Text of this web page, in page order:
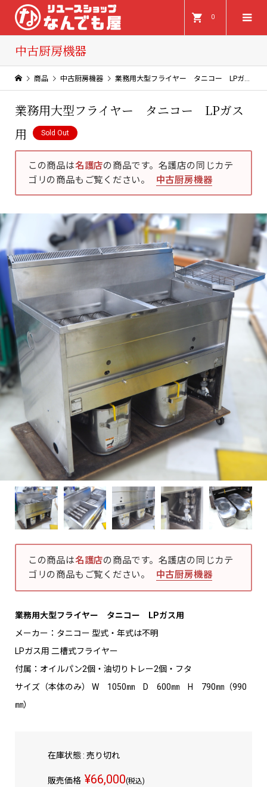
0
中古厨房機器
商品 中古厨房機器 業務用大型フライヤー タニコー LPガス用
業務用大型フライヤー タニコー LPガス
用
Sold Out
この商品は名護店の商品です。名護店の同じカテ
ゴリの商品もご覧ください。
中古厨房機器
この商品は名護店の商品です。名護店の同じカテ
ゴリの商品もご覧ください。
中古厨房機器
業務用大型フライヤー タニコー LPガス用
メーカー：タニコー 型式・年式は不明
LPガス用 二槽式フライヤー
付属：オイルパン2個・油切りトレー2個・フタ
サイズ（本体のみ） W 1050㎜ D 600㎜ H 790㎜（990
㎜）
在庫状態 : 売り切れ
販売価格 ¥66,000(税込)